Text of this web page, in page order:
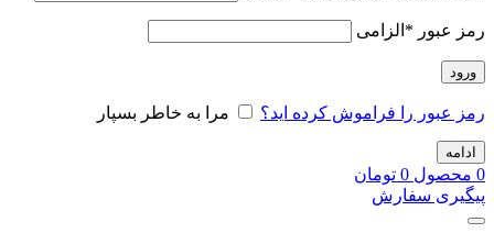
رمز عبور * الزامی
ورود
رمز عبور را فراموش کرده اید؟ مرا به خاطر بسپار
ادامه
0 محصول 0 تومان
پیگیری سفارش